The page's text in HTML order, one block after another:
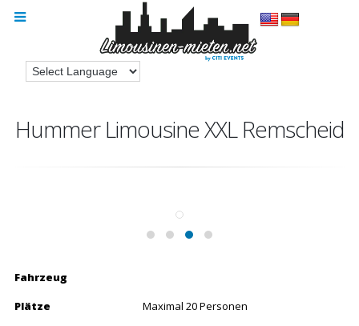
Hummer Limousine XXL Remscheid
Fahrzeug
Plätze
Maximal 20 Personen